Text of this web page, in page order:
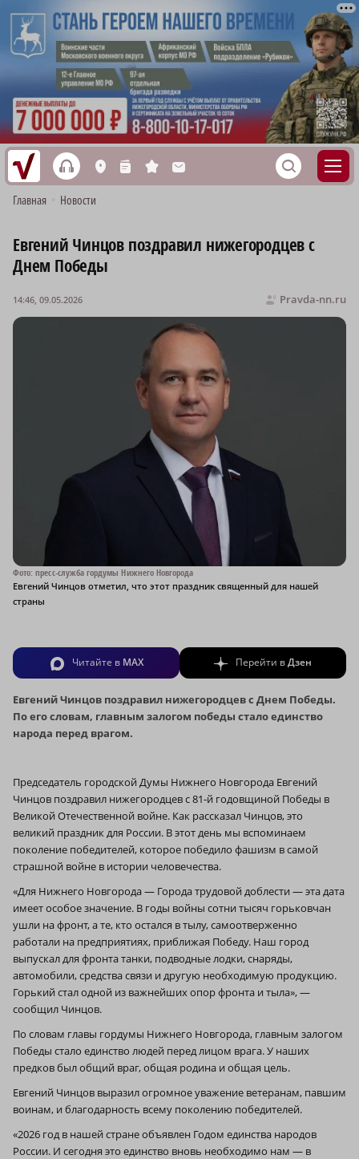
h L n s M S
Главная Новости
Евгений Чинцов поздравил нижегородцев с
Днем Победы
Pravda-nn.ru
14:46, 09.05.2026
Фото: пресс-служба гордумы Нижнего Новгорода
Евгений Чинцов отметил, что этот праздник священный для нашей
страны
Читайте в MAX Перейти вДзен
Евгений Чинцов поздравил нижегородцев с Днем Победы.
По его словам, главным залогом победы стало единство
народа перед врагом.
Председатель городской Думы Нижнего Новгорода Евгений
Чинцов поздравил нижегородцев с 81‑й годовщиной Победы в
Великой Отечественной войне. Как рассказал Чинцов, это
великий праздник для России. В этот день мы вспоминаем
поколение победителей, которое победило фашизм в самой
страшной войне в истории человечества.
«Для Нижнего Новгорода — Города трудовой доблести — эта дата
имеет особое значение. В годы войны сотни тысяч горьковчан
ушли на фронт, а те, кто остался в тылу, самоотверженно
работали на предприятиях, приближая Победу. Наш город
выпускал для фронта танки, подводные лодки, снаряды,
автомобили, средства связи и другую необходимую продукцию.
Горький стал одной из важнейших опор фронта и тыла», —
сообщил Чинцов.
По словам главы гордумы Нижнего Новгорода, главным залогом
Победы стало единство людей перед лицом врага. У наших
предков был общий враг, общая родина и общая цель.
Евгений Чинцов выразил огромное уважение ветеранам, павшим
воинам, и благодарность всему поколению победителей.
«2026 год в нашей стране объявлен Годом единства народов
России. И сегодня это единство вновь необходимо нам — в